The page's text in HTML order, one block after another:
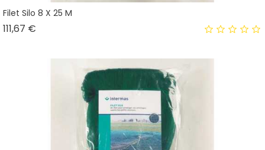
Filet Silo 8 X 25 M
111,67 €